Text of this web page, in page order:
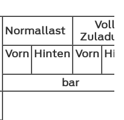
Normallast
Volle
Vorn Hinten Vorn
bar